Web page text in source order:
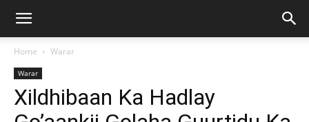
Home Warar
Warar
Xildhibaan Ka Hadlay